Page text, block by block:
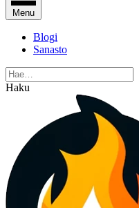
Menu
Blogi
Sanasto
Haku